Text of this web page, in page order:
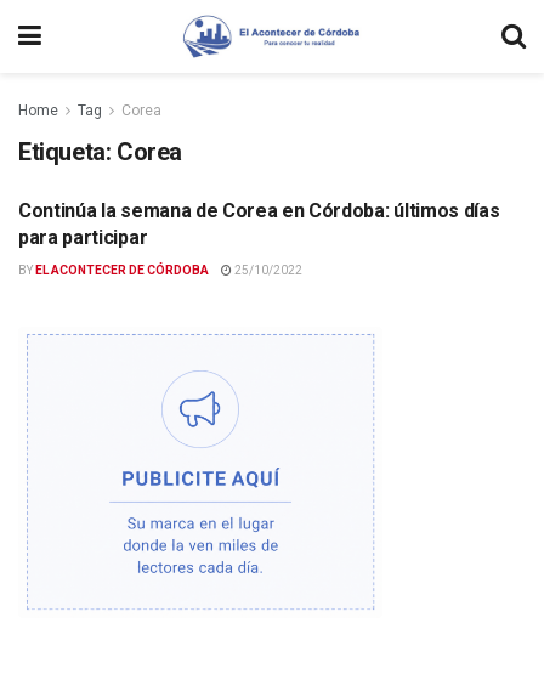
Home Tag Corea
Etiqueta: Corea
CULTURA Y ESPECTÁCULOS
Continúa la semana de Corea en Córdoba: últimos días
para participar
BY EL ACONTECER DE CÓRDOBA 25/10/2022